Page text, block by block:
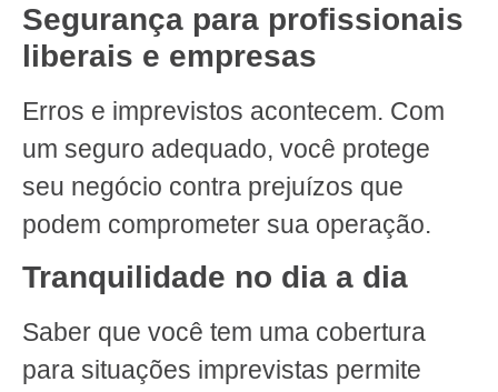
Segurança para profissionais
liberais e empresas
Erros e imprevistos acontecem. Com
um seguro adequado, você protege
seu negócio contra prejuízos que
podem comprometer sua operação.
Tranquilidade no dia a dia
Saber que você tem uma cobertura
para situações imprevistas permite